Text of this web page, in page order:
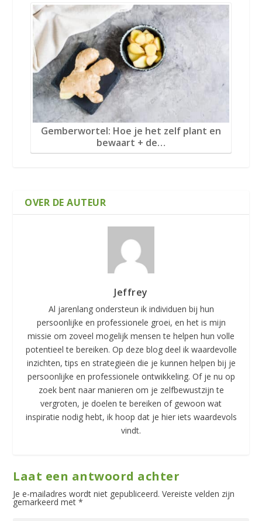
Gemberwortel: Hoe je het zelf plant en
bewaart + de…
OVER DE AUTEUR
Jeffrey
Al jarenlang ondersteun ik individuen bij hun
persoonlijke en professionele groei, en het is mijn
missie om zoveel mogelijk mensen te helpen hun volle
potentieel te bereiken. Op deze blog deel ik waardevolle
inzichten, tips en strategieën die je kunnen helpen bij je
persoonlijke en professionele ontwikkeling. Of je nu op
zoek bent naar manieren om je zelfbewustzijn te
vergroten, je doelen te bereiken of gewoon wat
inspiratie nodig hebt, ik hoop dat je hier iets waardevols
vindt.
Laat een antwoord achter
Je e-mailadres wordt niet gepubliceerd. Vereiste velden zijn
gemarkeerd met*